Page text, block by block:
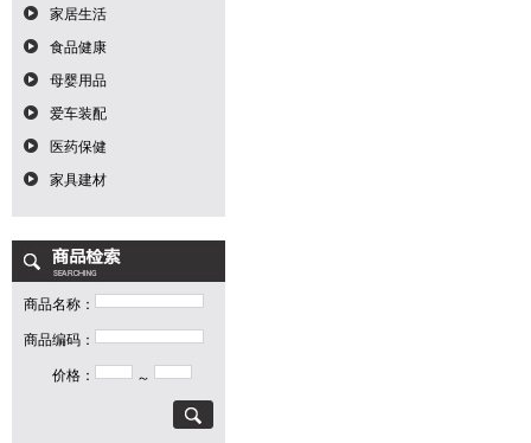
家居生活
食品健康
母婴用品
爱车装配
医药保健
家具建材
商品名称：
商品编码：
价格： ～